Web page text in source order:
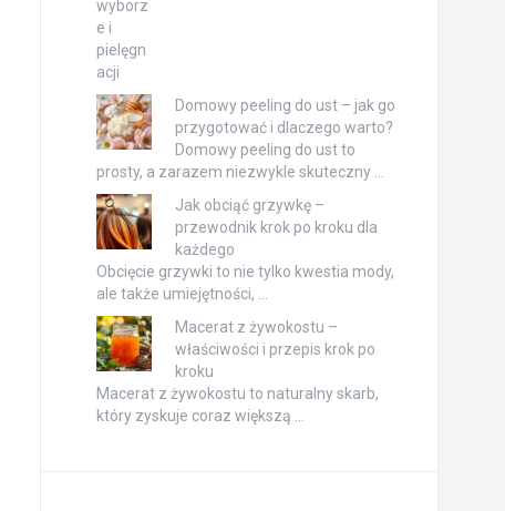
Domowy peeling do ust – jak go
przygotować i dlaczego warto?
Domowy peeling do ust to
prosty, a zarazem niezwykle skuteczny …
Jak obciąć grzywkę –
przewodnik krok po kroku dla
każdego
Obcięcie grzywki to nie tylko kwestia mody,
ale także umiejętności, …
Macerat z żywokostu –
właściwości i przepis krok po
kroku
Macerat z żywokostu to naturalny skarb,
który zyskuje coraz większą …